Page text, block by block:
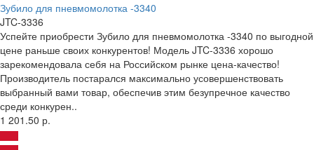
Зубило для пневмомолотка -3340
JTC-3336
Успейте приобрести Зубило для пневмомолотка -3340 по выгодной
цене раньше своих конкурентов! Модель JTC-3336 хорошо
зарекомендовала себя на Российском рынке цена-качество!
Производитель постарался максимально усовершенствовать
выбранный вами товар, обеспечив этим безупречное качество
среди конкурен..
1 201.50 р.